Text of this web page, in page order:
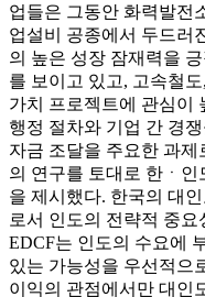
업들은 그동안 화력발전
업설비 공종에서 두드러
의 높은 성장 잠재력을
를 보이고 있고, 고속철
가치 프로젝트에 관심이
행정 절차와 기업 간 경
자금 조달을 주요한 과
의 연구를 토대로 한ㆍ
을 제시했다. 한국의 대
로서 인도의 전략적 중
EDCF는 인도의 수요에
있는 가능성을 우선적으
이익의 관점에서만 대인